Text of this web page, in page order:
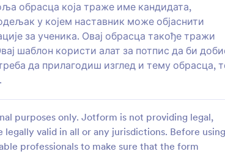
обрасца која траже име кандидата,
у којем наставник може објаснити
за ученика. Овај обрасца такође тражи
шаблон користи алат за потпис да би
да прилагодиш изглед и тему обрасца,
purposes only. Jotform is not providing legal,
valid in all or any jurisdictions. Before using
professionals to make sure that the form
прилику
неке
процене
Пошто сви кувамо сваки
куће, подели своје омиљене
помоћу овог Обрасца за
Рецепата!
Go to Category:
Обрасци за препоруке